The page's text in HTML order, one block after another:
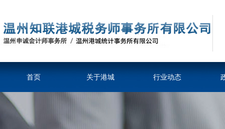
首页 关于港城 行业动态